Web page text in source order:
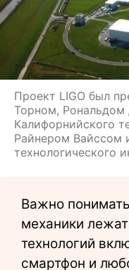
Проект LIGO был
Торном,
Калифорнийского
Райнером Вайссом
технологического
Важно
механики
технологий
смартфон и